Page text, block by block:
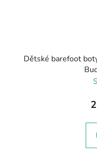
Dětské barefoot